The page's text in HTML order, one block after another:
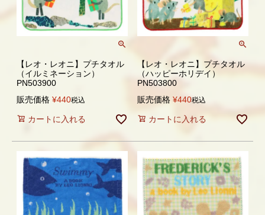
【レオ・レオニ】プチタオル
（イルミネーション）
PN503900
販売価格 ¥440税込
カートに入れる
【レオ・レオニ】プチタオル
（ハッピーホリデイ）
PN503800
販売価格 ¥440税込
カートに入れる